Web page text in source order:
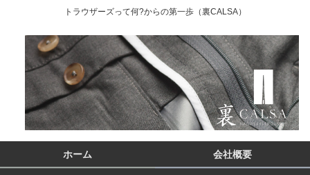
トラウザーズって何?からの第一歩（裏CALSA）
ホーム 会社概要